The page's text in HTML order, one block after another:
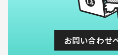
お問い合わせ